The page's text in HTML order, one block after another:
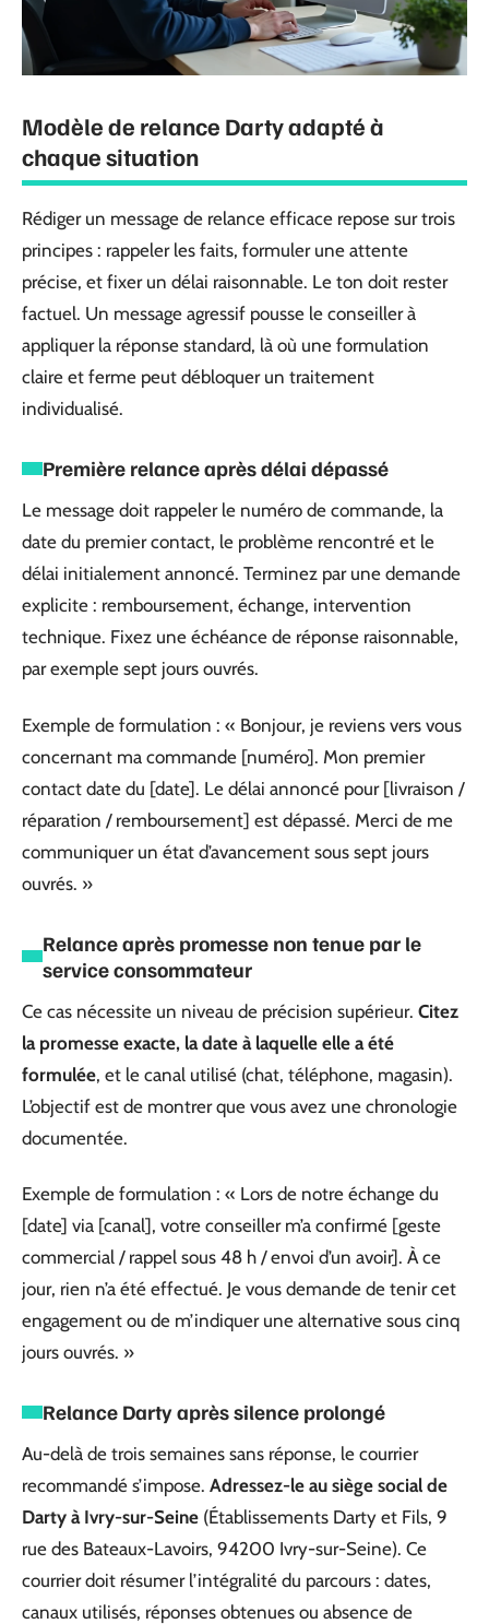
Modèle de relance Darty adapté à
chaque situation
Rédiger un message de relance efficace repose sur trois
principes : rappeler les faits, formuler une attente
précise, et fixer un délai raisonnable. Le ton doit rester
factuel. Un message agressif pousse le conseiller à
appliquer la réponse standard, là où une formulation
claire et ferme peut débloquer un traitement
individualisé.
Première relance après délai dépassé
Le message doit rappeler le numéro de commande, la
date du premier contact, le problème rencontré et le
délai initialement annoncé. Terminez par une demande
explicite : remboursement, échange, intervention
technique. Fixez une échéance de réponse raisonnable,
par exemple sept jours ouvrés.
Exemple de formulation : « Bonjour, je reviens vers vous
concernant ma commande [numéro]. Mon premier
contact date du [date]. Le délai annoncé pour [livraison /
réparation / remboursement] est dépassé. Merci de me
communiquer un état d’avancement sous sept jours
ouvrés. »
Relance après promesse non tenue par le
service consommateur
Ce cas nécessite un niveau de précision supérieur. Citez
la promesse exacte, la date à laquelle elle a été
formulée, et le canal utilisé (chat, téléphone, magasin).
L’objectif est de montrer que vous avez une chronologie
documentée.
Exemple de formulation : « Lors de notre échange du
[date] via [canal], votre conseiller m’a confirmé [geste
commercial / rappel sous 48 h / envoi d’un avoir]. À ce
jour, rien n’a été effectué. Je vous demande de tenir cet
engagement ou de m’indiquer une alternative sous cinq
jours ouvrés. »
Relance Darty après silence prolongé
Au-delà de trois semaines sans réponse, le courrier
recommandé s’impose. Adressez-le au siège social de
Darty à Ivry-sur-Seine (Établissements Darty et Fils, 9
rue des Bateaux-Lavoirs, 94200 Ivry-sur-Seine). Ce
courrier doit résumer l’intégralité du parcours : dates,
canaux utilisés, réponses obtenues ou absence de